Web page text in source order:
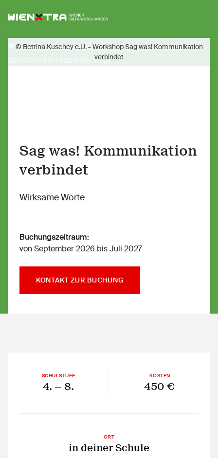
Logo Wiener Bildungschancen
Sag was! Kommunikation
verbindet
Wirksame Worte
Buchungszeitraum:
von September 2026 bis Juli 2027
KONTAKT ZUR BUCHUNG
© Bettina Kuschey e.U. - Workshop Sag was! Kommunikation
verbindet
SCHULSTUFE
4. — 8.
KOSTEN
450 €
ORT
in deiner Schule